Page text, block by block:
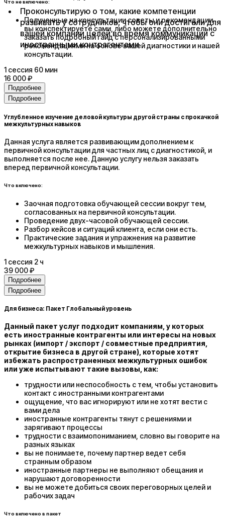
Проконсультирую о том, какие компетенции
развивать у сотрудников, чтобы они достигали для
вашей компании целей во время коммуникации с
иностранными контрагентами
Что не включено:
Полученные на консультации советы и рекомендации
вы конспектируете сами, либо можете дополнительно
заказать подробный гайд с персонализированными
рекомендациями на основе вашей диагностики и нашей
консультации.
1 сессия 60 мин
16 000 ₽
Подробнее
Подробнее
Углубленное изучение деловой культуры другой страны с прокачкой
межкультурных навыков
Данная услуга является развивающим дополнением к
первичной консультации для частных лиц с диагностикой, и
выполняется после нее. Данную услугу нельзя заказать
вперед первичной консультации.
Что включено:
Заочная подготовка обучающей сессии вокруг тем,
согласованных на первичной консультации.
Проведение двух-часовой обучающей сессии.
Разбор кейсов и ситуаций клиента, если они есть.
Практические задания и упражнения на развитие
межкультурных навыков и мышления.
1 сессия 2 ч
39 000 ₽
Подробнее
Подробнее
Для бизнеса: Пакет Глобальный уровень
Данный пакет услуг подходит компаниям, у которых
есть иностранные контрагенты или интересы на новых
рынках (импорт / экспорт / совместные предприятия,
открытие бизнеса в другой стране), которые хотят
избежать распространенных межкультурных ошибок
или уже испытывают такие вызовы, как:
трудности или неспособность с тем, чтобы установить
контакт с иностранными контрагентами
ощущение, что вас игнорируют или не хотят вести с
вами дела
иностранные контрагенты тянут с решениями и
зарягивают процессы
трудности с взаимопониманием, словно вы говорите на
разных языках
вы не понимаете, почему партнер ведет себя
странным образом
иностранные партнеры не выполняют обещания и
нарушают договоренности
вы не можете добиться своих переговорных целей и
рабочих задач
Что включено в пакет